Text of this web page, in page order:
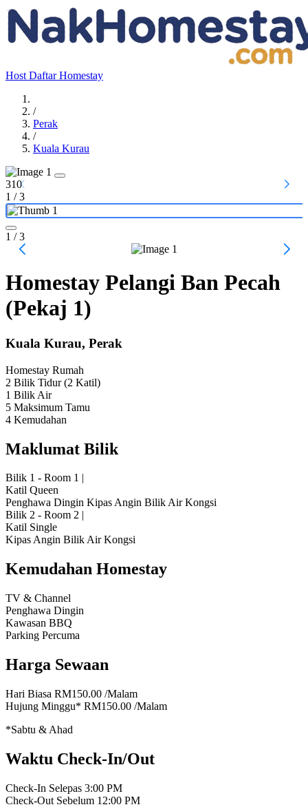
Host Daftar Homestay
/
Perak
/
Kuala Kurau
310
1 /3
1 / 3
Homestay Pelangi Ban Pecah
(Pekaj 1)
Kuala Kurau, Perak
Homestay Rumah
2 Bilik Tidur(2 Katil)
1 Bilik Air
5 Maksimum Tamu
4 Kemudahan
Maklumat Bilik
Bilik 1 - Room 1 |
Katil Queen
Penghawa Dingin Kipas Angin Bilik Air Kongsi
Bilik 2 - Room 2 |
Katil Single
Kipas Angin Bilik Air Kongsi
Kemudahan Homestay
TV & Channel
Penghawa Dingin
Kawasan BBQ
Parking Percuma
Harga Sewaan
Hari Biasa RM150.00 /Malam
Hujung Minggu* RM150.00 /Malam
*Sabtu & Ahad
Waktu Check-In/Out
Check-In Selepas 3:00 PM
Check-Out Sebelum 12:00 PM